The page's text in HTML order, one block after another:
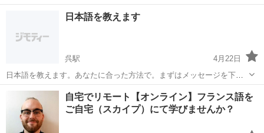
座開催中！ （要予約 ジモティのお問い合わせフォーム、ホームペー
ジまたはメール、お電話受け付けております） 締め切り間近
福山市 松永駅 韓国語
日本語を教えます
呉駅
4月22日
日本語を教えます。あなたに合った方法で。まずはメッセージを下さ
い。 I will teach you Japanese. In the way that suits you. Please give
me a messag...
広島 呉市 呉駅 日本語
自宅でリモート【オンライン】フランス語を
ご自宅（スカイプ）にて学びませんか？